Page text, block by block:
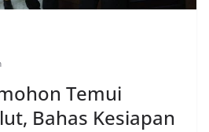
Temui
Bahas Kesiapan